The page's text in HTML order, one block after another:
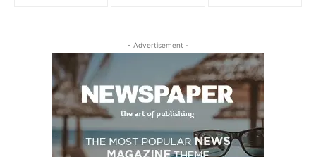
- Advertisement -